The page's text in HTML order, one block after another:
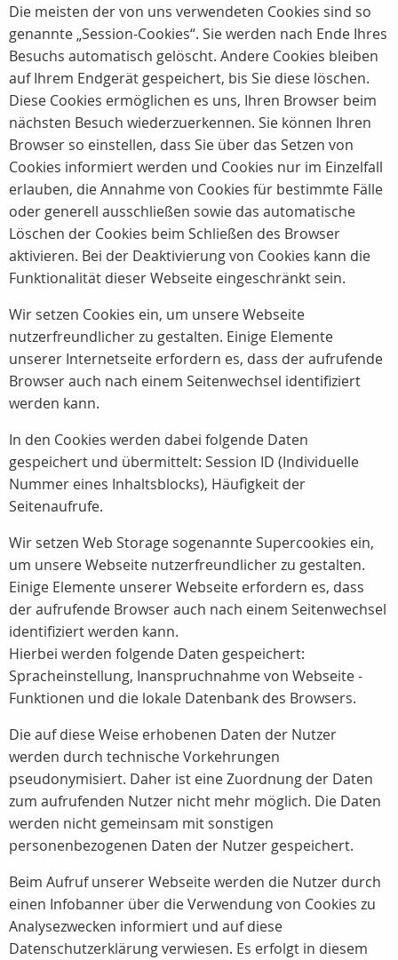
Die meisten der von uns verwendeten Cookies sind so
genannte „Session-Cookies“. Sie werden nach Ende Ihres
Besuchs automatisch gelöscht. Andere Cookies bleiben
auf Ihrem Endgerät gespeichert, bis Sie diese löschen.
Diese Cookies ermöglichen es uns, Ihren Browser beim
nächsten Besuch wiederzuerkennen. Sie können Ihren
Browser so einstellen, dass Sie über das Setzen von
Cookies informiert werden und Cookies nur im Einzelfall
erlauben, die Annahme von Cookies für bestimmte Fälle
oder generell ausschließen sowie das automatische
Löschen der Cookies beim Schließen des Browser
aktivieren. Bei der Deaktivierung von Cookies kann die
Funktionalität dieser Webseite eingeschränkt sein.
Wir setzen Cookies ein, um unsere Webseite
nutzerfreundlicher zu gestalten. Einige Elemente
unserer Internetseite erfordern es, dass der aufrufende
Browser auch nach einem Seitenwechsel identifiziert
werden kann.
In den Cookies werden dabei folgende Daten
gespeichert und übermittelt: Session ID (Individuelle
Nummer eines Inhaltsblocks), Häufigkeit der
Seitenaufrufe.
Wir setzen Web Storage sogenannte Supercookies ein,
um unsere Webseite nutzerfreundlicher zu gestalten.
Einige Elemente unserer Webseite erfordern es, dass
der aufrufende Browser auch nach einem Seitenwechsel
identifiziert werden kann.
Hierbei werden folgende Daten gespeichert:
Spracheinstellung, Inanspruchnahme von Webseite -
Funktionen und die lokale Datenbank des Browsers.
Die auf diese Weise erhobenen Daten der Nutzer
werden durch technische Vorkehrungen
pseudonymisiert. Daher ist eine Zuordnung der Daten
zum aufrufenden Nutzer nicht mehr möglich. Die Daten
werden nicht gemeinsam mit sonstigen
personenbezogenen Daten der Nutzer gespeichert.
Beim Aufruf unserer Webseite werden die Nutzer durch
einen Infobanner über die Verwendung von Cookies zu
Analysezwecken informiert und auf diese
Datenschutzerklärung verwiesen. Es erfolgt in diesem